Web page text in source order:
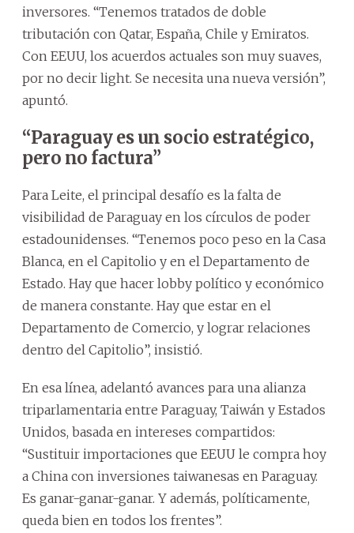
inversores. “Tenemos tratados de doble
tributación con Qatar, España, Chile y Emiratos.
Con EEUU, los acuerdos actuales son muy suaves,
por no decir light. Se necesita una nueva versión”,
apuntó.
“Paraguay es un socio estratégico,
pero no factura”
Para Leite, el principal desafío es la falta de
visibilidad de Paraguay en los círculos de poder
estadounidenses. “Tenemos poco peso en la Casa
Blanca, en el Capitolio y en el Departamento de
Estado. Hay que hacer lobby político y económico
de manera constante. Hay que estar en el
Departamento de Comercio, y lograr relaciones
dentro del Capitolio”, insistió.
En esa línea, adelantó avances para una alianza
triparlamentaria entre Paraguay, Taiwán y Estados
Unidos, basada en intereses compartidos:
“Sustituir importaciones que EEUU le compra hoy
a China con inversiones taiwanesas en Paraguay.
Es ganar-ganar-ganar. Y además, políticamente,
queda bien en todos los frentes”.